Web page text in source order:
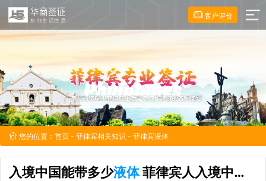
客户评价
您的位置： 首页 - 菲律宾相关知识 - 菲律宾液体
入境中国能带多少液体菲律宾人入境中国免检吗